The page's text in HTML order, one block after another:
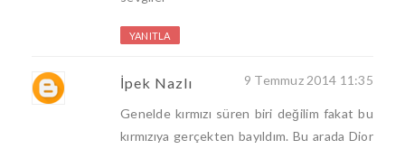
YANITLA
İpek Nazlı 9 Temmuz 2014 11:35
Genelde kırmızı süren biri değilim fakat bu
kırmızıya gerçekten bayıldım. Bu arada Dior